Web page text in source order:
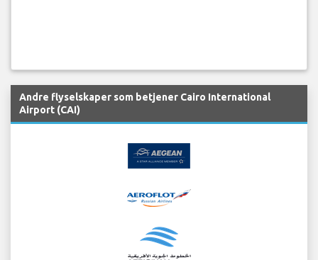
Andre flyselskaper som betjener Cairo International
Airport (CAI)